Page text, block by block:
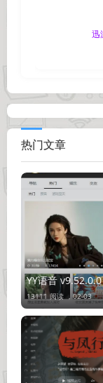
迅
热门文章
YY语音
13111 阅读 ， 02-03